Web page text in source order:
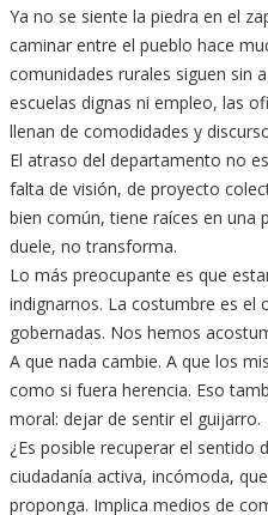
Ya no se siente la piedra en el
caminar entre el pueblo hace
comunidades rurales siguen sin
escuelas dignas ni empleo, las
llenan de comodidades y
El atraso del departamento no
falta de visión, de proyecto
bien común, tiene raíces en una
duele, no transforma.
Lo más preocupante es que
indignarnos. La costumbre es el
gobernadas. Nos hemos
A que nada cambie. A que los
como si fuera herencia. Eso
moral: dejar de sentir el guijarro.
¿Es posible recuperar el sentido
ciudadanía activa, incómoda,
proponga. Implica medios de